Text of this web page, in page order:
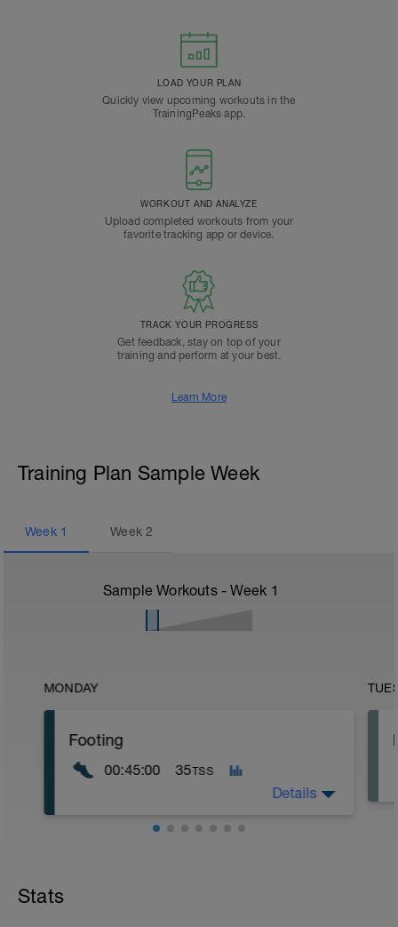
LOAD YOUR PLAN
Quickly view upcoming workouts in the
TrainingPeaks app.
WORKOUT AND ANALYZE
Upload completed workouts from your
favorite tracking app or device.
TRACK YOUR PROGRESS
Get feedback, stay on top of your
training and perform at your best.
Learn More
Training Plan Sample Week
Week 1 Week2
Sample Workouts - Week 1
MONDAY
Footing
00:45:00 35TSS
Details
Stats